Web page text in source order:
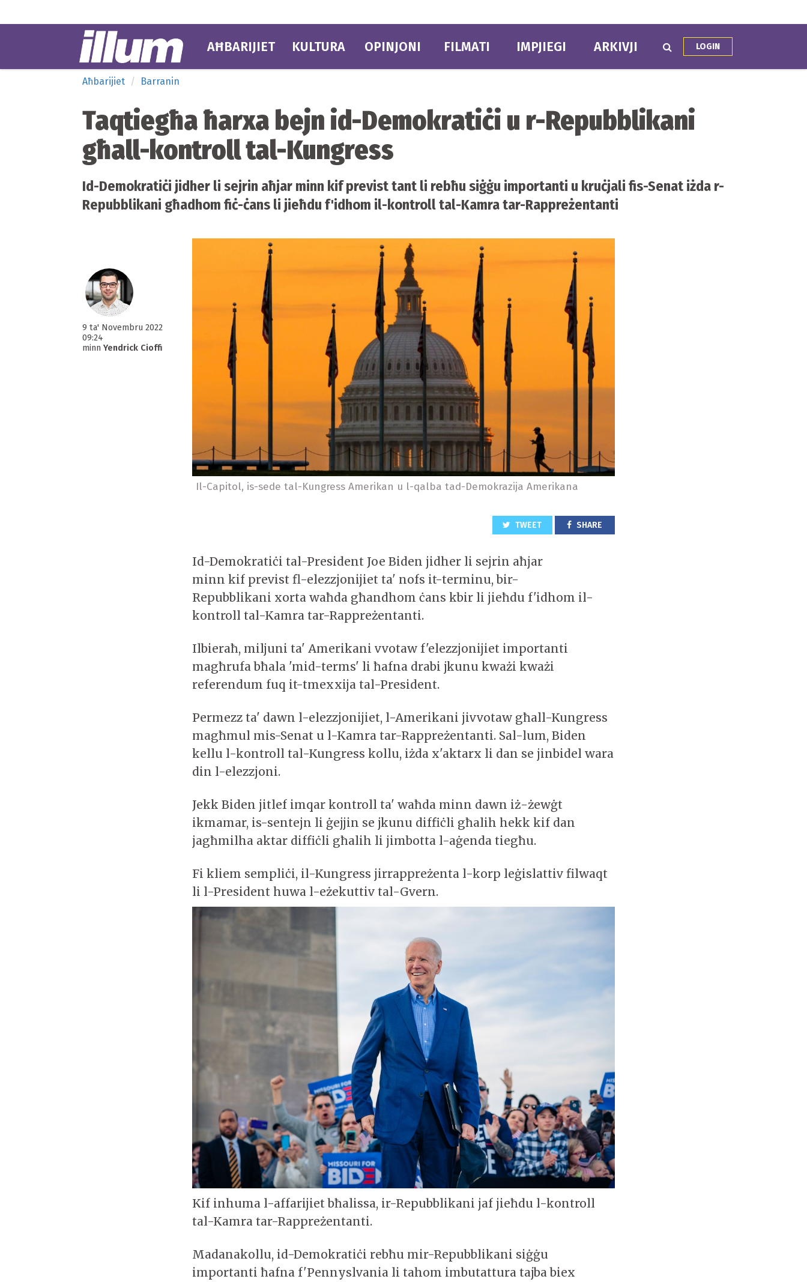
AĦBARIJIET KULTURA OPINJONI FILMATI IMPJIEGI ARKIVJI LOGIN
Aħbarijiet Barranin
Taqtiegħa ħarxa bejn id-Demokratiċi u r-Repubblikani
għall-kontroll tal-Kungress
Id-Demokratiċi jidher li sejrin aħjar minn kif previst tant li rebħu siġġu importanti u kruċjali fis-Senat iżda r-
Repubblikani għadhom fiċ-ċans li jieħdu f'idhom il-kontroll tal-Kamra tar-Rappreżentanti
9 ta' Novembru 2022
09:24
minn Yendrick Cioffi
Il-Capitol, is-sede tal-Kungress Amerikan u l-qalba tad-Demokrazija Amerikana
TWEET SHARE
Id-Demokratiċi tal-President Joe Biden jidher li sejrin aħjar
minn kif previst fl-elezzjonijiet ta' nofs it-terminu, bir-
Repubblikani xorta waħda għandhom ċans kbir li jieħdu f'idhom il-
kontroll tal-Kamra tar-Rappreżentanti.
Ilbieraħ, miljuni ta' Amerikani vvotaw f'elezzjonijiet importanti
magħrufa bħala 'mid-terms' li ħafna drabi jkunu kważi kważi
referendum fuq it-tmexxija tal-President.
Permezz ta' dawn l-elezzjonijiet, l-Amerikani jivvotaw għall-Kungress
magħmul mis-Senat u l-Kamra tar-Rappreżentanti. Sal-lum, Biden
kellu l-kontroll tal-Kungress kollu, iżda x'aktarx li dan se jinbidel wara
din l-elezzjoni.
Jekk Biden jitlef imqar kontroll ta' waħda minn dawn iż-żewġt
ikmamar, is-sentejn li ġejjin se jkunu diffiċli għalih hekk kif dan
jagħmilha aktar diffiċli għalih li jimbotta l-aġenda tiegħu.
Fi kliem sempliċi, il-Kungress jirrappreżenta l-korp leġislattiv filwaqt
li l-President huwa l-eżekuttiv tal-Gvern.
Kif inhuma l-affarijiet bħalissa, ir-Repubblikani jaf jieħdu l-kontroll
tal-Kamra tar-Rappreżentanti.
Madanakollu, id-Demokratiċi rebħu mir-Repubblikani siġġu
importanti ħafna f'Pennyslvania li tahom imbutattura tajba biex